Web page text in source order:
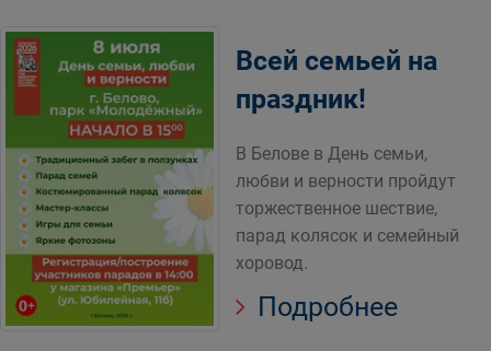
Всей семьей на
праздник!
В Белове в День семьи,
любви и верности пройдут
торжественное шествие,
парад колясок и семейный
хоровод.
Подробнее